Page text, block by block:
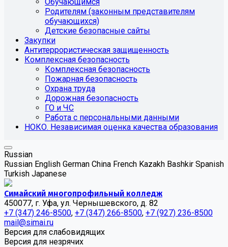
Родителям (законным представителям
обучающихся)
Детские безопасные сайты
Закупки
Антитеррористическая защищенность
Комплексная безопасность
Комплексная безопасность
Пожарная безопасность
Охрана труда
Дорожная безопасность
ГО и ЧС
Работа с персональными данными
НОКО. Независимая оценка качества образования
Russian
Russian English German China French Kazakh Bashkir Spanish
Turkish Japanese
Симайский многопрофильный колледж
450077, г. Уфа, ул. Чернышевского, д. 82
+7 (347) 246-8500, +7 (347) 266-8500, +7 (927) 236-8500
mail@simai.ru
Версия для слабовидящих
Версия для незрячих